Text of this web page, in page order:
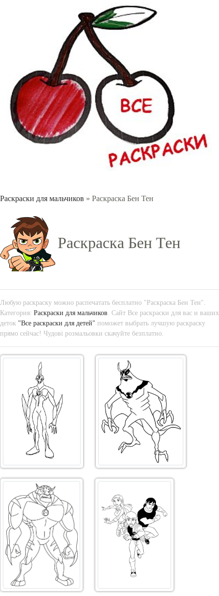
Раскраски для мальчиков » Раскраска Бен Тен
Раскраска Бен Тен
Любую раскраску можно распечатать бесплатно "Раскраска Бен Тен".
Категория: Раскраски для мальчиков . Сайт Все раскраски для вас и ваших
деток "Все раскраски для детей" поможет выбрать лучшую раскраску
прямо сейчас! Чудові розмальовки скачуйте безплатно.